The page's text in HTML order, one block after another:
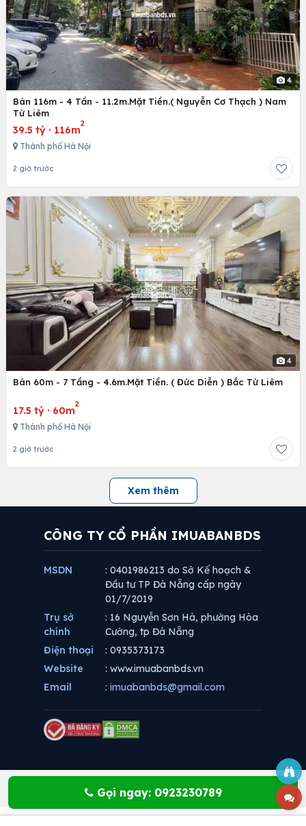
4
Bán 116m - 4 Tần - 11.2m.Mặt Tiền.( Nguyễn Cơ Thạch ) Nam
Từ Liêm
39.5 tỷ · 116m
2
Thành phố Hà Nội
2 giờ trước
4
Bán 60m - 7 Tầng - 4.6m.Mặt Tiền. ( Đức Diễn ) Bắc Từ Liêm
17.5 tỷ · 60m
2
Thành phố Hà Nội
2 giờ trước
Xem thêm
Gọi ngay: 0923230789
CÔNG TY CỔ PHẦN IMUABANBDS
MSDN
: 0401986213 do Sở Kế hoạch &
Đầu tư TP Đà Nẵng cấp ngày
01/7/2019
Trụ sở
chính
: 16 Nguyễn Sơn Hà, phường Hòa
Cường, tp Đà Nẵng
Điện thoại
: 0935373173
Website
: www.imuabanbds.vn
Email
: imuabanbds@gmail.com